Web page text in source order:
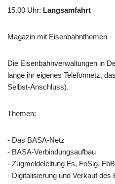
15.00 Uhr: Langsamfahrt
Magazin mit Eisenbahnthemen
Die Eisenbahnverwaltungen in
lange ihr eigenes Telefonnetz,
Selbst-Anschluss).
Themen:
- Das BASA-Netz
- BASA-Verbindungsaufbau
- Zugmeldeleitung Fs, FoSig,
- Digitalisierung und Verkauf des